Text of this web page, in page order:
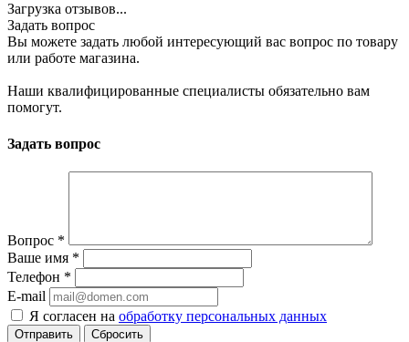
Загрузка отзывов...
Задать вопрос
Вы можете задать любой интересующий вас вопрос по товару
или работе магазина.
Наши квалифицированные специалисты обязательно вам
помогут.
Задать вопрос
Вопрос *
Ваше имя *
Телефон *
E-mail
Я согласен на обработку персональных данных
Сбросить